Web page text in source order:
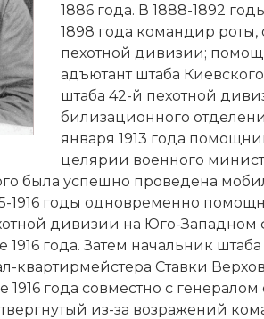
1886 года. В 1888-1892
1898 года командир ро­ты,
пехотной ди­ви­зии;
адъ­ю­тант шта­ба
шта­ба 42-й пехотной
били­зационного
января 1913 года
це­ля­рии во­енного
бы­ла ус­пеш­но про­ве­де­на
1916 годы од­но­вре­мен­но
ди­ви­зии на Юго-Западном
года. За­тем начальник шта­ба
квар­тир­мей­сте­ра Став­ки
года со­вме­ст­но с
из-за воз­ра­же­ний